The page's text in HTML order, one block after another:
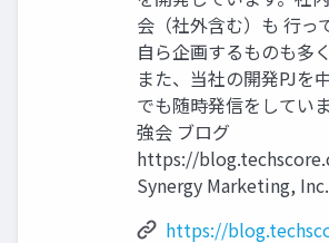
会（社外含む）も 行っ
自ら企画するものも多
また、当社の開発PJを
でも随時発信をしてい
強会 ブログ
https://
Synergy Marketing,
https://